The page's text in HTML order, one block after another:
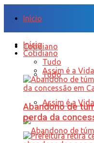
Início
Cotidiano
Tudo
Assim é a Vida
Início
Cotidiano
Tudo
Assim é a Vida
Abandono de
perda da